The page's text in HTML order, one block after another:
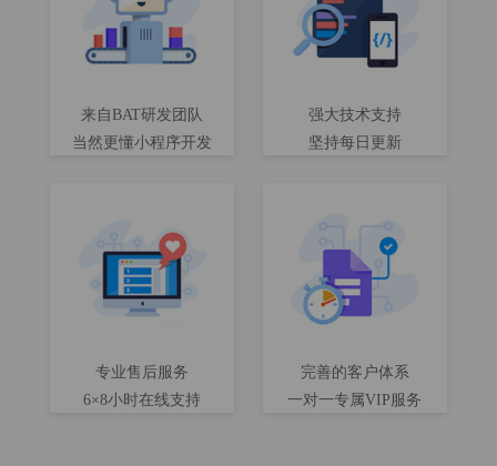
来自BAT研发团队
当然更懂小程序开发
强大技术支持
坚持每日更新
专业售后服务
6×8小时在线支持
完善的客户体系
一对一专属VIP服务